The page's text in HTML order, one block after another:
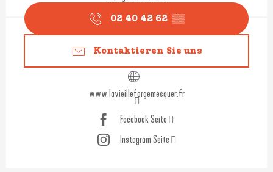
02 40 42 62 ▒▒
Kontaktieren Sie uns
www.lavieilleforgemesquer.fr
Facebook Seite
Instagram Seite